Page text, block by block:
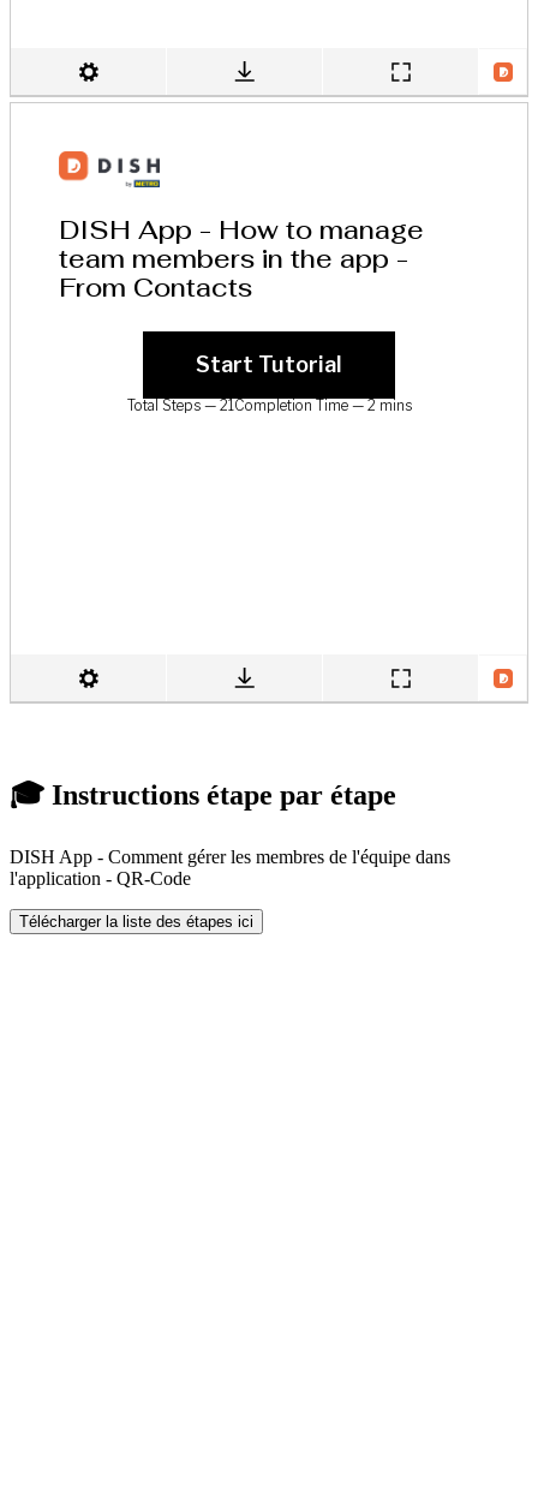
🎓 Instructions étape par étape
DISH App - Comment gérer les membres de l'équipe dans
l'application - QR-Code
Télécharger la liste des étapes ici